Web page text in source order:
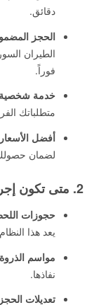
دقائق.
الحجز المضمون
فوراً.
خدمة
متطلباتك
أفضل
لضمان
2. متى تكون إجراءات الحجز المباشر ضرورية؟
حجوزات
يعد هذا
مواسم
نفاذها.
تعديلات